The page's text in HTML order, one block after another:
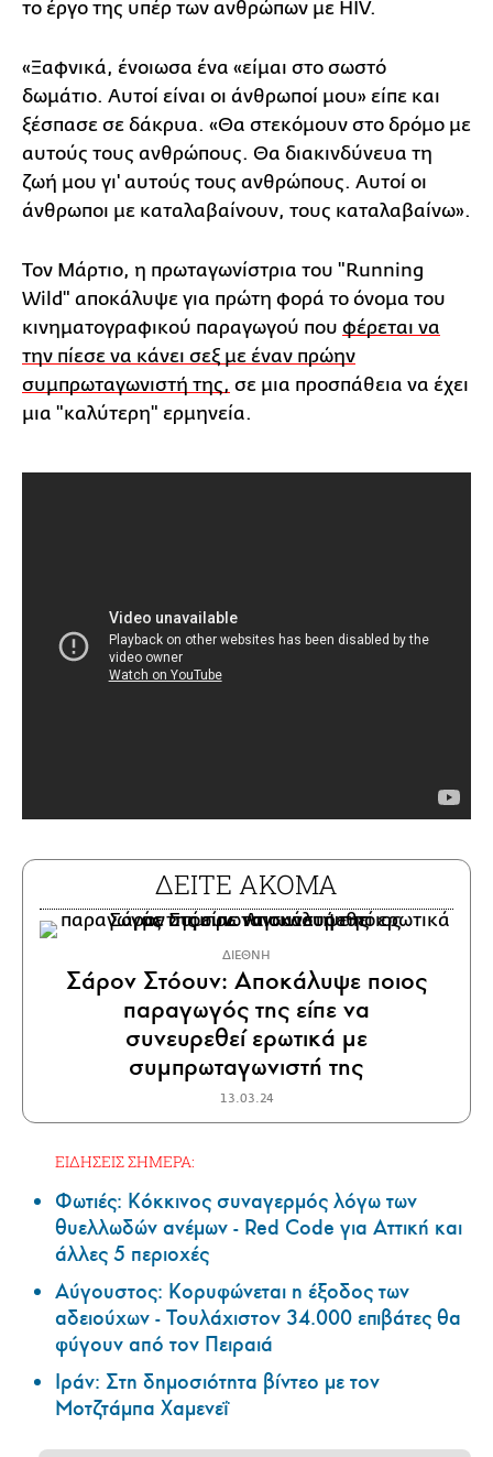
το έργο της υπέρ των ανθρώπων με HIV.
«Ξαφνικά, ένοιωσα ένα «είμαι στο σωστό
δωμάτιο. Αυτοί είναι οι άνθρωποί μου» είπε και
ξέσπασε σε δάκρυα. «Θα στεκόμουν στο δρόμο με
αυτούς τους ανθρώπους. Θα διακινδύνευα τη
ζωή μου γι' αυτούς τους ανθρώπους. Αυτοί οι
άνθρωποι με καταλαβαίνουν, τους καταλαβαίνω».
Τον Μάρτιο, η πρωταγωνίστρια του "Running
Wild" αποκάλυψε για πρώτη φορά το όνομα του
κινηματογραφικού παραγωγού που φέρεται να
την πίεσε να κάνει σεξ με έναν πρώην
συμπρωταγωνιστή της, σε μια προσπάθεια να έχει
μια "καλύτερη" ερμηνεία.
ΔΕΙΤΕ ΑΚΟΜΑ
ΔΙΕΘΝΗ
Σάρον Στόουν: Αποκάλυψε ποιος
παραγωγός της είπε να
συνευρεθεί ερωτικά με
συμπρωταγωνιστή της
13.03.24
ΕΙΔΗΣΕΙΣ ΣΗΜΕΡΑ:
Φωτιές: Κόκκινος συναγερμός λόγω των
θυελλωδών ανέμων - Red Code για Αττική και
άλλες 5 περιοχές
Αύγουστος: Κορυφώνεται η έξοδος των
αδειούχων - Τουλάχιστον 34.000 επιβάτες θα
φύγουν από τον Πειραιά
Ιράν: Στη δημοσιότητα βίντεο με τον
Μοτζτάμπα Χαμενεΐ